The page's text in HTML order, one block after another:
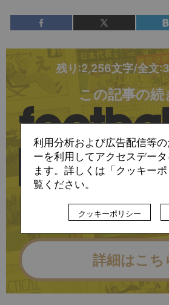
残り:2,256文字/全文
この記事の続
お読みいただ
詳細はこち
利用分析および広告配信等
ーを利用してアクセスデー
ます。詳しくは「クッキー
覧ください。
クッキーポリシー